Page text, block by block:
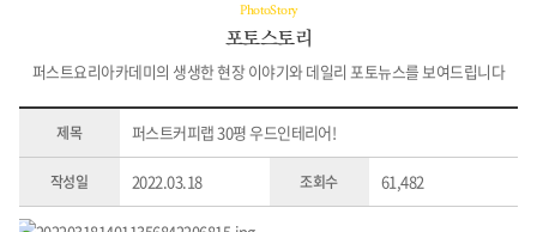
PhotoStory
포토스토리
퍼스트요리아카데미의 생생한 현장 이야기와 데일리 포토뉴스를 보여드립니다
제목 퍼스트커피랩 30평 우드인테리어!
작성일 2022.03.18 조회수 61,482